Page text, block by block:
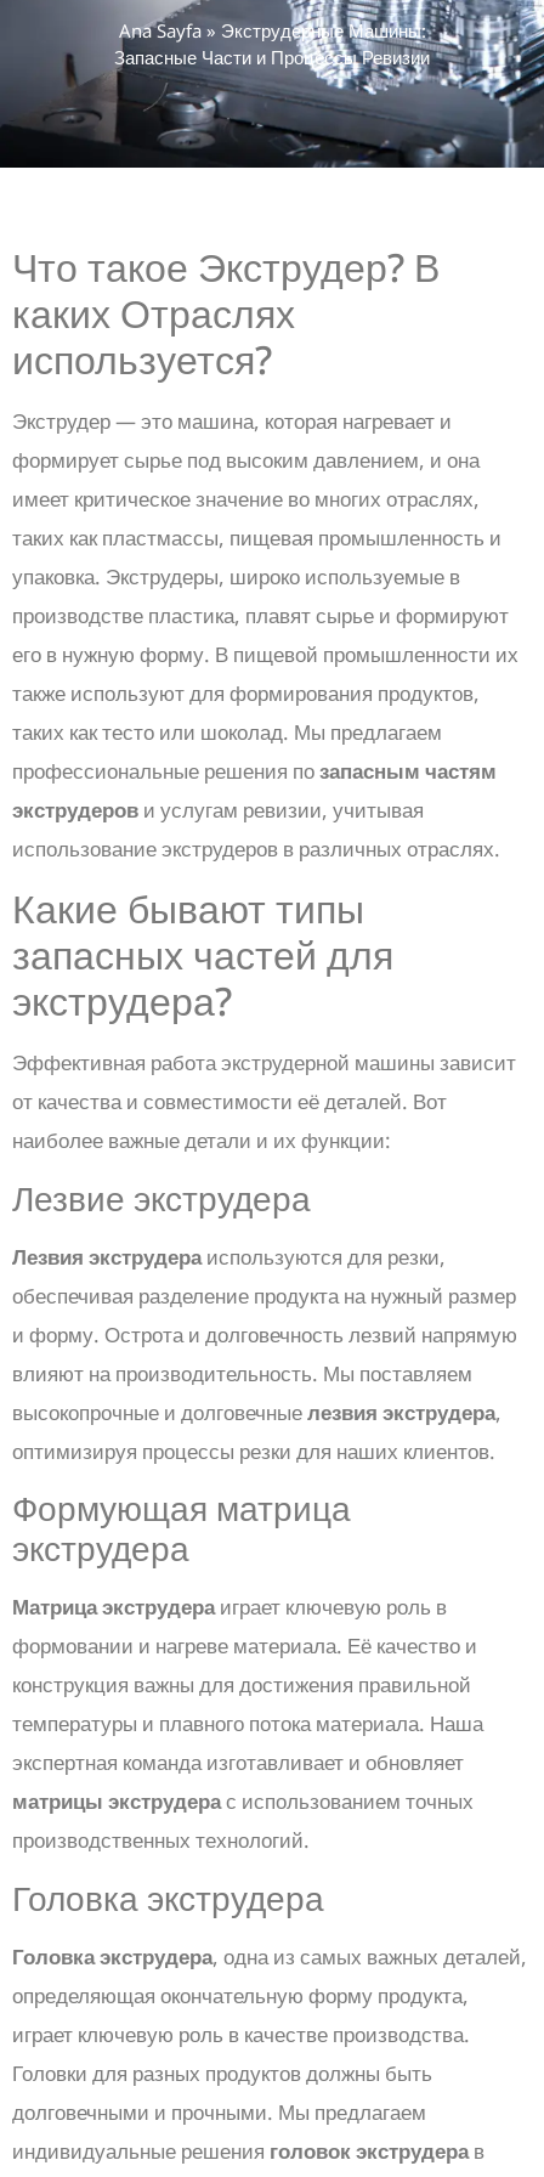
Ana Sayfa» Экструдерные Машины:
Запасные Части и Процессы Ревизии
Что такое Экструдер? В
каких Отраслях
используется?
Экструдер — это машина, которая нагревает и
формирует сырье под высоким давлением, и она
имеет критическое значение во многих отраслях,
таких как пластмассы, пищевая промышленность и
упаковка. Экструдеры, широко используемые в
производстве пластика, плавят сырье и формируют
его в нужную форму. В пищевой промышленности их
также используют для формирования продуктов,
таких как тесто или шоколад. Мы предлагаем
профессиональные решения позапасным частям
экструдеров и услугам ревизии, учитывая
использование экструдеров в различных отраслях.
Какие бывают типы
запасных частей для
экструдера?
Эффективная работа экструдерной машины зависит
от качества и совместимости её деталей. Вот
наиболее важные детали и их функции:
Лезвие экструдера
Лезвия экструдераиспользуются для резки,
обеспечивая разделение продукта на нужный размер
и форму. Острота и долговечность лезвий напрямую
влияют на производительность. Мы поставляем
высокопрочные и долговечныелезвия экструдера,
оптимизируя процессы резки для наших клиентов.
Формующая матрица
экструдера
Матрица экструдераиграет ключевую роль в
формовании и нагреве материала. Её качество и
конструкция важны для достижения правильной
температуры и плавного потока материала. Наша
экспертная команда изготавливает и обновляет
матрицы экструдерас использованием точных
производственных технологий.
Головка экструдера
Головка экструдера, одна из самых важных деталей,
определяющая окончательную форму продукта,
играет ключевую роль в качестве производства.
Головки для разных продуктов должны быть
долговечными и прочными. Мы предлагаем
индивидуальные решения головок экструдерав